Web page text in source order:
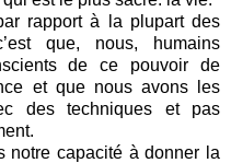
rapport à la plupart des
que, nous, humains
de ce pouvoir de
et que nous avons les
des techniques et pas
notre capacité à donner la